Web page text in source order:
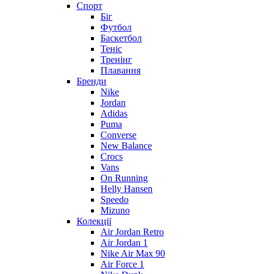
Спорт
Біг
Футбол
Баскетбол
Теніс
Тренінг
Плавання
Бренди
Nike
Jordan
Adidas
Puma
Converse
New Balance
Crocs
Vans
On Running
Helly Hansen
Speedo
Mizuno
Колекції
Air Jordan Retro
Air Jordan 1
Nike Air Max 90
Air Force 1